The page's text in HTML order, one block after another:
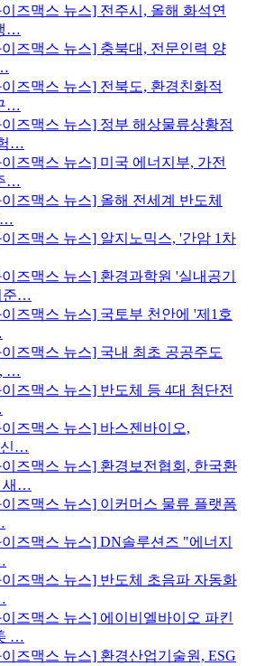
즈맥스 뉴스] 전주시, 올해 화석연
…
즈맥스 뉴스] 충북대, 전문인력 양
즈맥스 뉴스] 전북도, 환경친화적
…
즈맥스 뉴스] 정부 해상물류상황점
…
즈맥스 뉴스] 미국 에너지부, 가전
…
즈맥스 뉴스] 올해 전세계 반도체
즈맥스 뉴스] 알지노믹스, '간암 1차
즈맥스 뉴스] 환경과학원 '실내공기
준…
즈맥스 뉴스] 국토부 천안에 '제1호
즈맥스 뉴스] 국내 최초 공공주도
, …
즈맥스 뉴스] 반도체 등 4대 첨단전
즈맥스 뉴스] 바스젠바이오,
신…
즈맥스 뉴스] 환경보전협회, 한국환
새…
즈맥스 뉴스] 이커머스 물류 플랫폼
즈맥스 뉴스] DN솔루션즈 "에너지
즈맥스 뉴스] 반도체 초음파 자동화
즈맥스 뉴스] 에이비엘바이오 파킨
…
즈맥스 뉴스] 환경산업기술원, ESG